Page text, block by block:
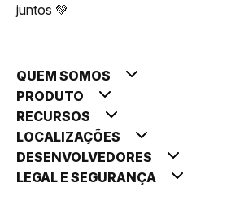
juntos 💚
QUEM SOMOS
PRODUTO
RECURSOS
LOCALIZAÇÕES
DESENVOLVEDORES
LEGAL E SEGURANÇA